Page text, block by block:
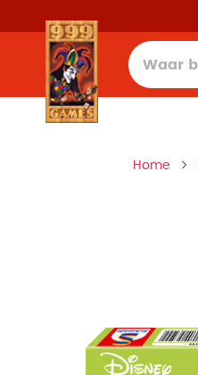
Home